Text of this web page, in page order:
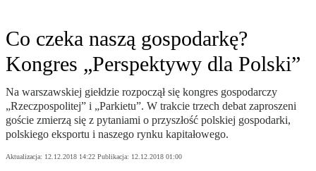
Co czeka naszą gospodarkę?
Kongres „Perspektywy dla Polski”
Na warszawskiej giełdzie rozpoczął się kongres gospodarczy
„Rzeczpospolitej” i „Parkietu”. W trakcie trzech debat zaproszeni
goście zmierzą się z pytaniami o przyszłość polskiej gospodarki,
polskiego eksportu i naszego rynku kapitałowego.
Aktualizacja: 12.12.2018 14:22 Publikacja: 12.12.2018 01:00